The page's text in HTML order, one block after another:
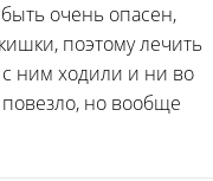
очень опасен,
поэтому лечить
с ним ходили и ни во
но вообще